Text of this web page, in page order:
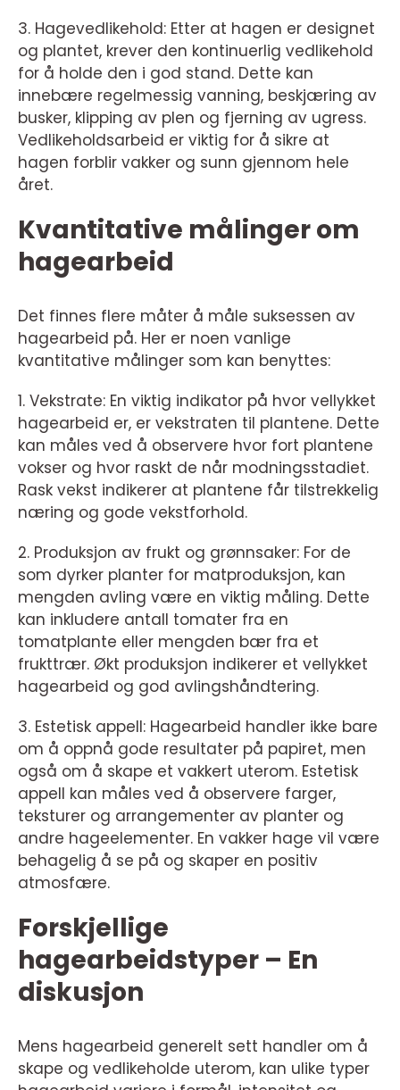
3. Hagevedlikehold: Etter at hagen er designet
og plantet, krever den kontinuerlig vedlikehold
for å holde den i god stand. Dette kan
innebære regelmessig vanning, beskjæring av
busker, klipping av plen og fjerning av ugress.
Vedlikeholdsarbeid er viktig for å sikre at
hagen forblir vakker og sunn gjennom hele
året.
Kvantitative målinger om
hagearbeid
Det finnes flere måter å måle suksessen av
hagearbeid på. Her er noen vanlige
kvantitative målinger som kan benyttes:
1. Vekstrate: En viktig indikator på hvor vellykket
hagearbeid er, er vekstraten til plantene. Dette
kan måles ved å observere hvor fort plantene
vokser og hvor raskt de når modningsstadiet.
Rask vekst indikerer at plantene får tilstrekkelig
næring og gode vekstforhold.
2. Produksjon av frukt og grønnsaker: For de
som dyrker planter for matproduksjon, kan
mengden avling være en viktig måling. Dette
kan inkludere antall tomater fra en
tomatplante eller mengden bær fra et
frukttrær. Økt produksjon indikerer et vellykket
hagearbeid og god avlingshåndtering.
3. Estetisk appell: Hagearbeid handler ikke bare
om å oppnå gode resultater på papiret, men
også om å skape et vakkert uterom. Estetisk
appell kan måles ved å observere farger,
teksturer og arrangementer av planter og
andre hageelementer. En vakker hage vil være
behagelig å se på og skaper en positiv
atmosfære.
Forskjellige
hagearbeidstyper – En
diskusjon
Mens hagearbeid generelt sett handler om å
skape og vedlikeholde uterom, kan ulike typer